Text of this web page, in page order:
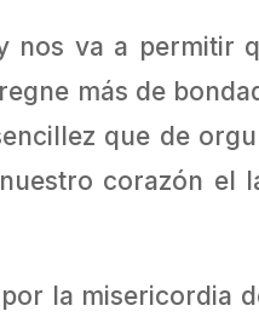
nos va a permitir
más de
que de
corazón el
la misericordia